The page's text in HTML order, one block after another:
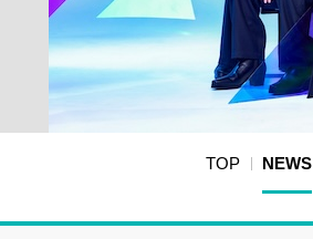
TOP NEWS